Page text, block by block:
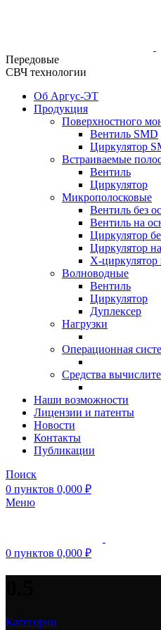
Передовые
СВЧ технологии
Об Аргус-ЭТ
Продукция
Поверхностного
Вентиль SMD
Циркулятор
Встраиваемые
Вентиль
Циркулятор
Микрополосковые
Вентиль без
Вентиль на
Циркулятор
Циркулятор
Х-циркулятор
Волноводные
Вентиль
Циркулятор
Дуплексер
Нагрузки
Операционная
Средства
Наши возможности
Лицензии и патенты
Новости
Контакты
Публикации
Поиск
0 пунктов 0,000 ₽
Меню
0 пунктов 0,000 ₽
Категории